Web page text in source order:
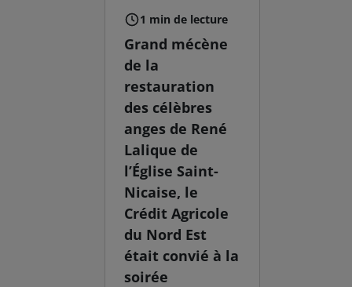
1 min de lecture
Grand mécène
de la
restauration
des célèbres
anges de René
Lalique de
l’Église Saint-
Nicaise, le
Crédit Agricole
du Nord Est
était convié à la
soirée